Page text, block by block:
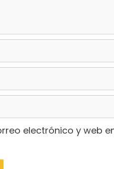
electrónico y web